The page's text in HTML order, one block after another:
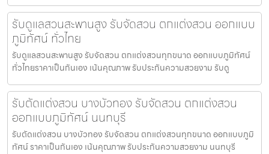
รับดูแลสวนสะพานสูง รับจัดสวน ตกแต่งสวน ออกแบบ
ภูมิทัศน์ ทั่วไทย
รับดูแลสวนสะพานสูง รับจัดสวน ตกแต่งสวนทุกขนาด ออกแบบภูมิทัศน์
ทั่วไทยราคาเป็นกันเอง เน้นคุณภาพ รับประกันความสวยงาม รับดู
รับตัดแต่งสวน บางบัวทอง รับจัดสวน ตกแต่งสวน
ออกแบบภูมิทัศน์ นนทบุรี
รับตัดแต่งสวน บางบัวทอง รับจัดสวน ตกแต่งสวนทุกขนาด ออกแบบภูมิ
ทัศน์ ราคาเป็นกันเอง เน้นคุณภาพ รับประกันความสวยงาม นนทบุรี